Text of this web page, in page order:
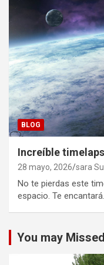
BLOG
Increíble
28 mayo, 2026 sara
No te pierdas este
espacio. Te
You may Missed